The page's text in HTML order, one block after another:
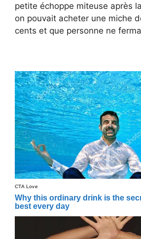
petite échoppe miteuse après
on pouvait acheter une miche
cents et que personne ne